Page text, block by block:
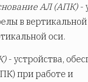
АЛ (АПК)-
в
оси.
- устройства,
при работе и